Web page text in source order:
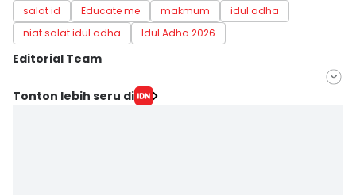
salat id Educate me makmum
idul adha
niat salat idul adha
Idul Adha 2026
Editorial Team
Editor
Tonton lebih seru di